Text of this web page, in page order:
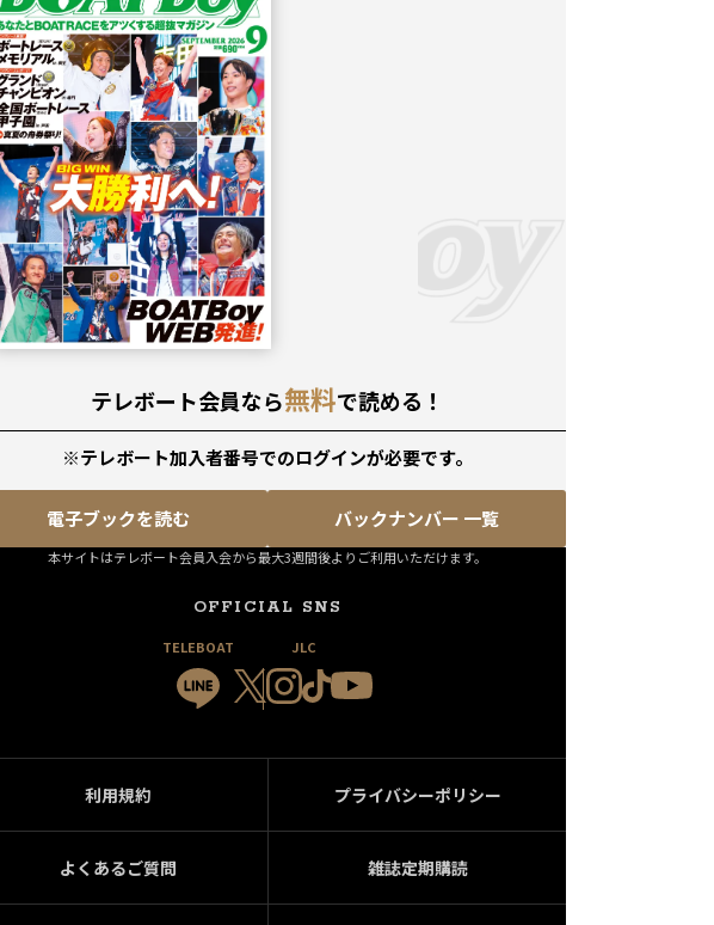
2026年
9月号
テレボート会員なら無料で読める！
※テレボート加入者番号でのログインが必要です。
電子ブックを読む バックナンバー 一覧
本サイトはテレボート会員入会から最大3週間後よりご利用いただけます。
OFFICIAL SNS
TELEBOAT JLC
利用規約 プライバシーポリシー
よくあるご質問 雑誌定期購読